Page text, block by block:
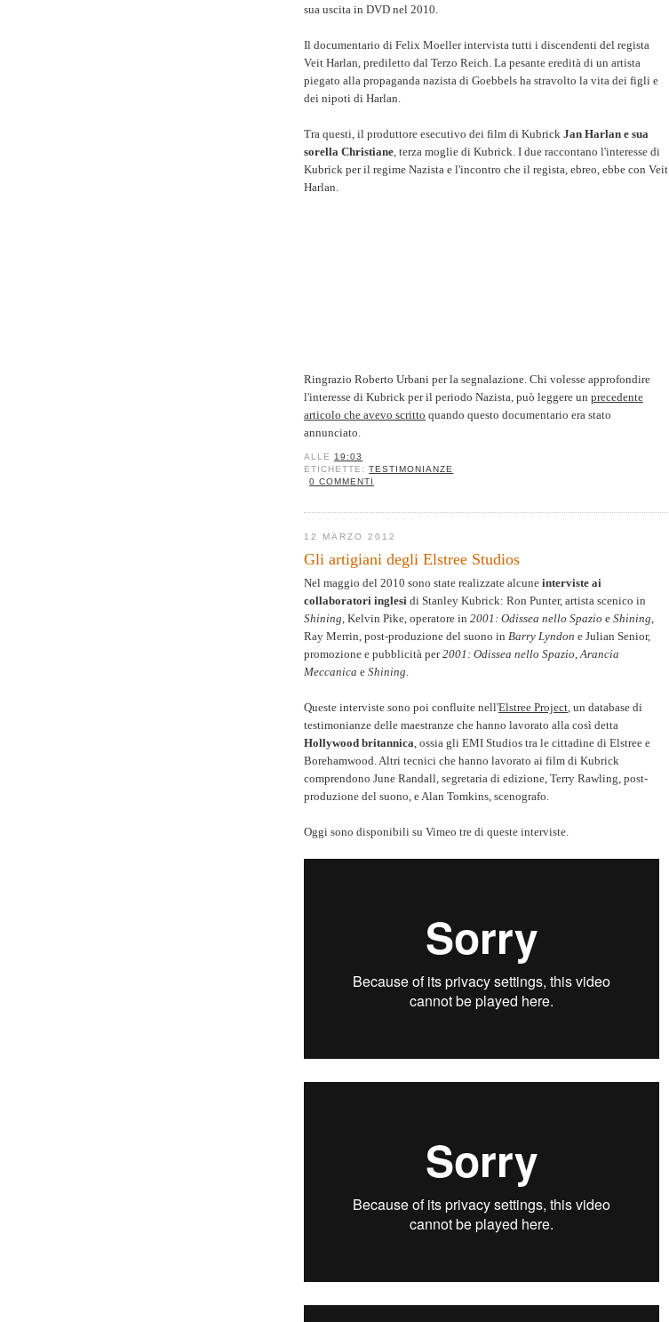
sua uscita in DVD nel 2010.
Il documentario di Felix Moeller intervista tutti i discendenti del regista
Veit Harlan, prediletto dal Terzo Reich. La pesante eredità di un artista
piegato alla propaganda nazista di Goebbels ha stravolto la vita dei figli e
dei nipoti di Harlan.
Tra questi, il produttore esecutivo dei film di Kubrick Jan Harlan e sua
sorella Christiane, terza moglie di Kubrick. I due raccontano l'interesse di
Kubrick per il regime Nazista e l'incontro che il regista, ebreo, ebbe con Veit
Harlan.
Ringrazio Roberto Urbani per la segnalazione. Chi volesse approfondire
l'interesse di Kubrick per il periodo Nazista, può leggere un precedente
articolo che avevo scritto quando questo documentario era stato
annunciato.
ALLE 19:03
ETICHETTE:TESTIMONIANZE
0 COMMENTI
12 MARZO 2012
Gli artigiani degli Elstree Studios
Nel maggio del 2010 sono state realizzate alcune interviste ai
collaboratori inglesi di Stanley Kubrick: Ron Punter, artista scenico in
Shining, Kelvin Pike, operatore in 2001: Odissea nello Spazio e Shining,
Ray Merrin, post-produzione del suono in Barry Lyndon e Julian Senior,
promozione e pubblicità per2001: Odissea nello Spazio,Arancia
Meccanica e Shining.
Queste interviste sono poi confluite nell'Elstree Project, un database di
testimonianze delle maestranze che hanno lavorato alla così detta
Hollywood britannica, ossia gli EMI Studios tra le cittadine di Elstree e
Borehamwood. Altri tecnici che hanno lavorato ai film di Kubrick
comprendono June Randall, segretaria di edizione, Terry Rawling, post-
produzione del suono, e Alan Tomkins, scenografo.
Oggi sono disponibili su Vimeo tre di queste interviste.